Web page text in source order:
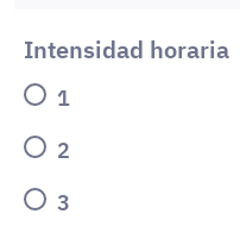
Intensidad horaria
1
2
3